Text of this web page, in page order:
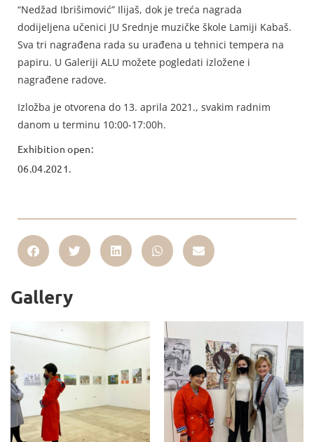
“Nedžad Ibrišimović” Ilijaš, dok je treća nagrada
dodijeljena učenici JU Srednje muzičke škole Lamiji Kabaš.
Sva tri nagrađena rada su urađena u tehnici tempera na
papiru. U Galeriji ALU možete pogledati izložene i
nagrađene radove.
Izložba je otvorena do 13. aprila 2021., svakim radnim
danom u terminu 10:00-17:00h.
Exhibition open:
06.04.2021.
Gallery